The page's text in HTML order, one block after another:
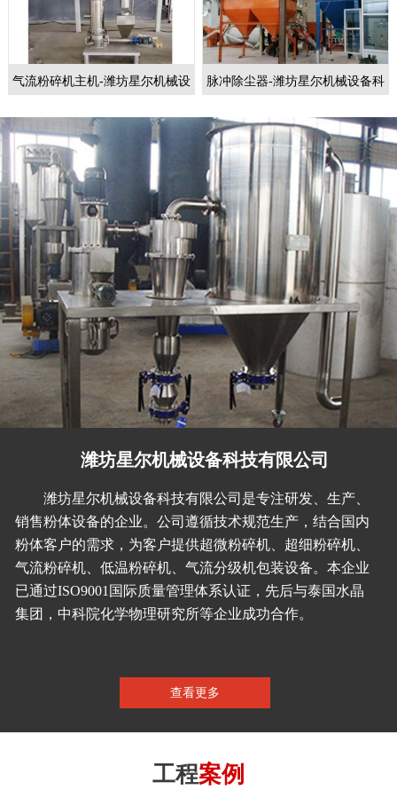
气流粉碎机主机-潍坊星尔机械设
脉冲除尘器-潍坊星尔机械设备科
潍坊星尔机械设备科技有限公司
潍坊星尔机械设备科技有限公司是专注研发、生产、
销售粉体设备的企业。公司遵循技术规范生产，结合国内
粉体客户的需求，为客户提供超微粉碎机、超细粉碎机、
气流粉碎机、低温粉碎机、气流分级机包装设备。本企业
已通过ISO9001国际质量管理体系认证，先后与泰国水晶
集团，中科院化学物理研究所等企业成功合作。
查看更多
工程案例